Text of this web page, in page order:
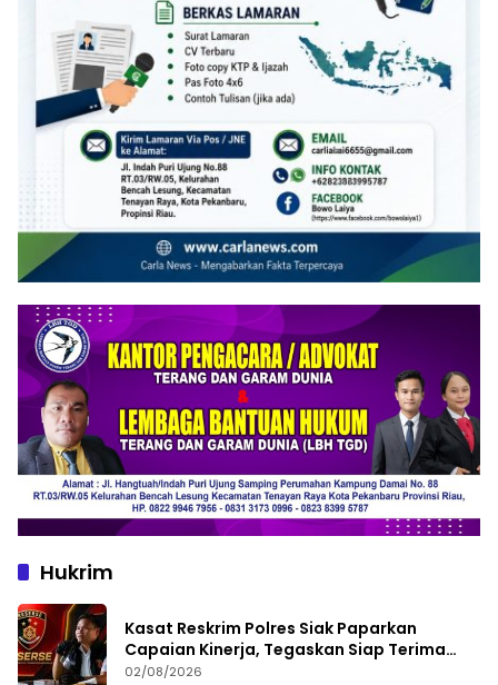
Hukrim
Kasat Reskrim Polres Siak Paparkan
Capaian Kinerja, Tegaskan Siap Terima
Kritik dan Evaluasi
02/08/2026